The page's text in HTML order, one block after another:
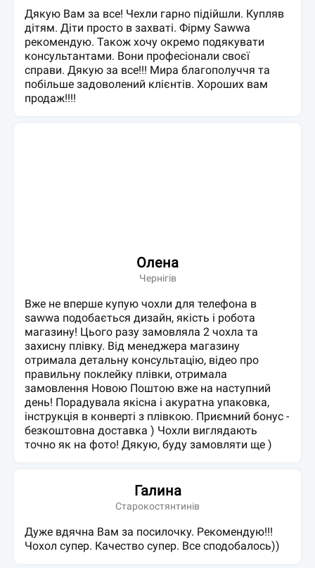
Дякую Вам за все! Чехли гарно підійшли. Купляв
дітям. Діти просто в захваті. Фірму Sawwa
рекомендую. Також хочу окремо подякувати
консультантами. Вони професіонали своєї
справи. Дякую за все!!! Мира благополуччя та
побільше задоволений клієнтів. Хороших вам
продаж!!!!
Олена
Чернігів
Вже не вперше купую чохли для телефона в
sawwa подобається дизайн, якість і робота
магазину! Цього разу замовляла 2 чохла та
захисну плівку. Від менеджера магазину
отримала детальну консультацію, відео про
правильну поклейку плівки, отримала
замовлення Новою Поштою вже на наступний
день! Порадувала якісна і акуратна упаковка,
інструкція в конверті з плівкою. Приємний бонус -
безкоштовна доставка ) Чохли виглядають
точно як на фото! Дякую, буду замовляти ще )
Галина
Старокостянтинів
Дуже вдячна Вам за посилочку. Рекомендую!!!
Чохол супер. Качество супер. Все сподобалось))